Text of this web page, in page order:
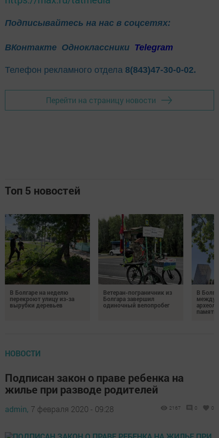
Подписывайтесь на нас в соцсетях:
ВКонтакте Одноклассники Telegram
Телефон рекламного отдела 8(843)47-30-0-02.
Перейти на страницу новости
Топ 5 новостей
В Болгаре на неделю
перекроют улицу из-за
вырубки деревьев
Ветеран-пограничник из
Болгара завершил
одиночный велопробег
В
памяти
НОВОСТИ
Подписан закон о праве ребенка на
жилье при разводе родителей
admin, 7 февраля 2020 - 09:28 2167 0 0